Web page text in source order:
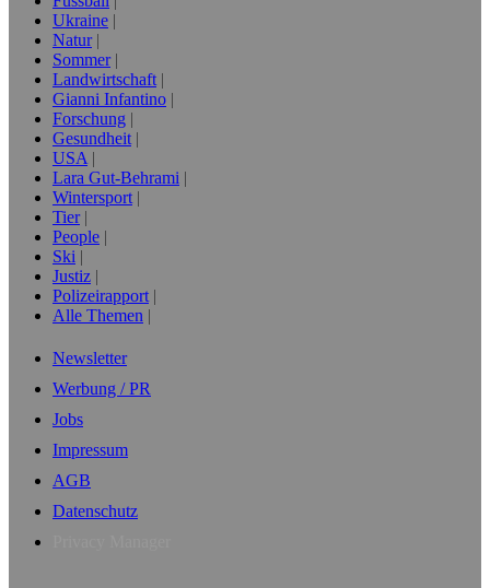
Ukraine
Natur
Sommer
Landwirtschaft
Gianni Infantino
Forschung
Gesundheit
USA
Lara Gut-Behrami
Wintersport
Tier
People
Ski
Justiz
Polizeirapport
Alle Themen
Newsletter
Werbung / PR
Jobs
Impressum
AGB
Datenschutz